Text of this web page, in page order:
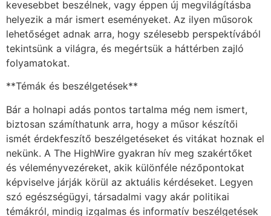
kevesebbet beszélnek, vagy éppen új megvilágításba
helyezik a már ismert eseményeket. Az ilyen műsorok
lehetőséget adnak arra, hogy szélesebb perspektívából
tekintsünk a világra, és megértsük a háttérben zajló
folyamatokat.
**Témák és beszélgetések**
Bár a holnapi adás pontos tartalma még nem ismert,
biztosan számíthatunk arra, hogy a műsor készítői
ismét érdekfeszítő beszélgetéseket és vitákat hoznak el
nekünk. A The HighWire gyakran hív meg szakértőket
és véleményvezéreket, akik különféle nézőpontokat
képviselve járják körül az aktuális kérdéseket. Legyen
szó egészségügyi, társadalmi vagy akár politikai
témákról, mindig izgalmas és informatív beszélgetések